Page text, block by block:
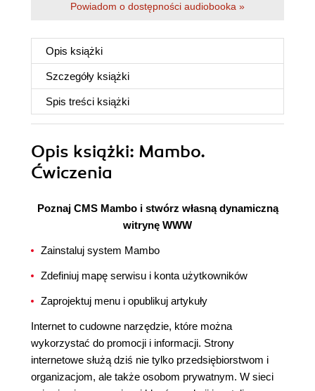
Powiadom o dostępności audiobooka »
Opis książki
Szczegóły książki
Spis treści książki
Opis książki: Mambo.
Ćwiczenia
Poznaj CMS Mambo i stwórz własną dynamiczną
witrynę WWW
Zainstaluj system Mambo
Zdefiniuj mapę serwisu i konta użytkowników
Zaprojektuj menu i opublikuj artykuły
Internet to cudowne narzędzie, które można
wykorzystać do promocji i informacji. Strony
internetowe służą dziś nie tylko przedsiębiorstwom i
organizacjom, ale także osobom prywatnym. W sieci